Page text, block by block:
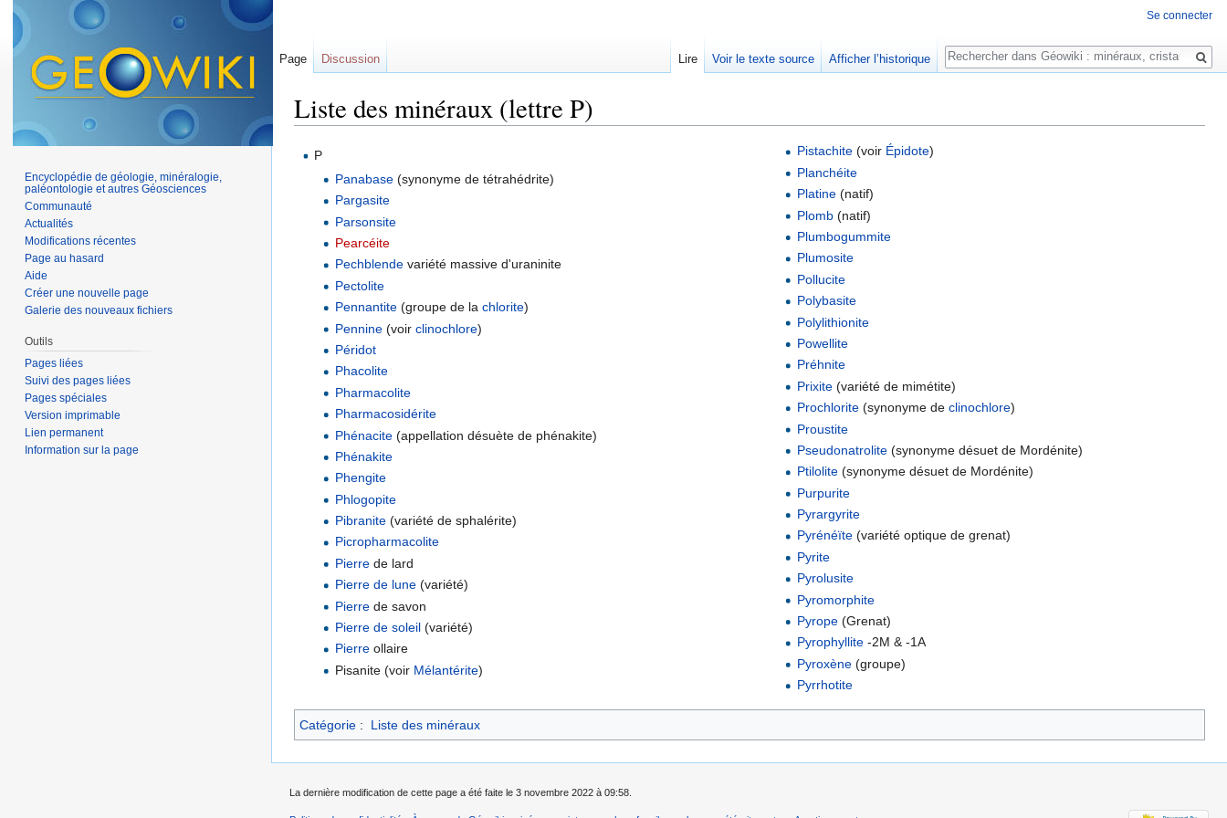
Liste des minéraux (lettre P)
P
Panabase(synonyme de tétrahédrite)
Pargasite
Parsonsite
Pearcéite
Pechblendevariété massive d'uraninite
Pectolite
Pennantite(groupe de la chlorite)
Pennine(voir clinochlore)
Péridot
Phacolite
Pharmacolite
Pharmacosidérite
Phénacite(appellation désuète de phénakite)
Phénakite
Phengite
Phlogopite
Pibranite(variété de sphalérite)
Picropharmacolite
Pierrede lard
Pierre de lune(variété)
Pierrede savon
Pierre de soleil(variété)
Pierreollaire
Pisanite (voir Mélantérite)
Pistachite(voir Épidote)
Planchéite
Platine(natif)
Plomb(natif)
Plumbogummite
Plumosite
Pollucite
Polybasite
Polylithionite
Powellite
Préhnite
Prixite(variété de mimétite)
Prochlorite(synonyme de clinochlore)
Proustite
Pseudonatrolite(synonyme désuet de Mordénite)
Ptilolite(synonyme désuet de Mordénite)
Purpurite
Pyrargyrite
Pyrénéïte(variété optique de grenat)
Pyrite
Pyrolusite
Pyromorphite
Pyrope(Grenat)
Pyrophyllite-2M & -1A
Pyroxène(groupe)
Pyrrhotite
Catégorie : Liste des minéraux
Se connecter
Page Discussion Lire Voir le texte source Afficher l’historique
Rechercher
Encyclopédie de géologie, minéralogie,
paléontologie et autres Géosciences
Communauté
Actualités
Modifications récentes
Page au hasard
Aide
Créer une nouvelle page
Galerie des nouveaux fichiers
Outils
Pages liées
Suivi des pages liées
Pages spéciales
Version imprimable
Lien permanent
Information sur la page
La dernière modification de cette page a été faite le 3 novembre 2022 à 09:58.